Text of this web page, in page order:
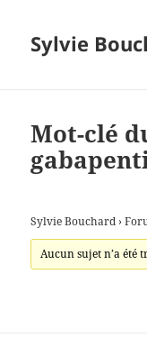
Sylvie
Mot-clé
Sylvie Bouchard ›
Aucun sujet n’a été